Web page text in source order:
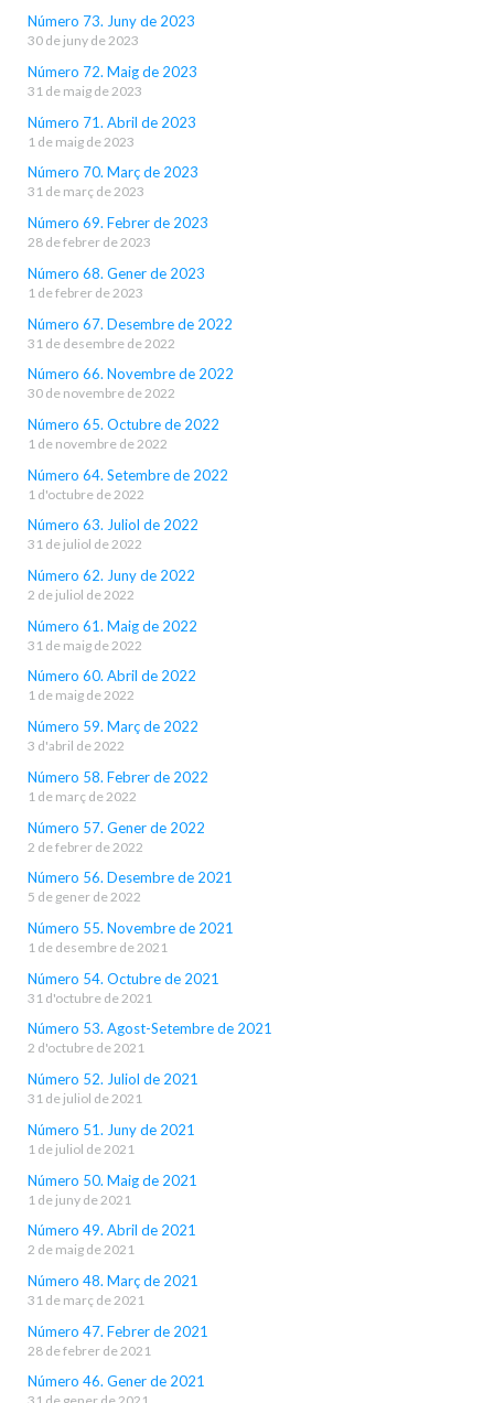
Número 73. Juny de 2023
30 de juny de 2023
Número 72. Maig de 2023
31 de maig de 2023
Número 71. Abril de 2023
1 de maig de 2023
Número 70. Març de 2023
31 de març de 2023
Número 69. Febrer de 2023
28 de febrer de 2023
Número 68. Gener de 2023
1 de febrer de 2023
Número 67. Desembre de 2022
31 de desembre de 2022
Número 66. Novembre de 2022
30 de novembre de 2022
Número 65. Octubre de 2022
1 de novembre de 2022
Número 64. Setembre de 2022
1 d'octubre de 2022
Número 63. Juliol de 2022
31 de juliol de 2022
Número 62. Juny de 2022
2 de juliol de 2022
Número 61. Maig de 2022
31 de maig de 2022
Número 60. Abril de 2022
1 de maig de 2022
Número 59. Març de 2022
3 d'abril de 2022
Número 58. Febrer de 2022
1 de març de 2022
Número 57. Gener de 2022
2 de febrer de 2022
Número 56. Desembre de 2021
5 de gener de 2022
Número 55. Novembre de 2021
1 de desembre de 2021
Número 54. Octubre de 2021
31 d'octubre de 2021
Número 53. Agost-Setembre de 2021
2 d'octubre de 2021
Número 52. Juliol de 2021
31 de juliol de 2021
Número 51. Juny de 2021
1 de juliol de 2021
Número 50. Maig de 2021
1 de juny de 2021
Número 49. Abril de 2021
2 de maig de 2021
Número 48. Març de 2021
31 de març de 2021
Número 47. Febrer de 2021
28 de febrer de 2021
Número 46. Gener de 2021